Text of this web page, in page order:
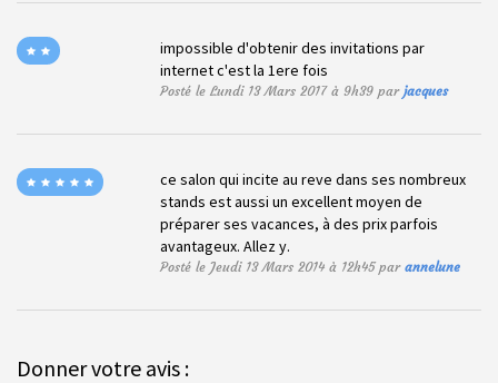
impossible d'obtenir des invitations par
internet c'est la 1ere fois
Posté le Lundi 13 Mars 2017 à 9h39 parjacques
ce salon qui incite au reve dans ses nombreux
stands est aussi un excellent moyen de
préparer ses vacances, à des prix parfois
avantageux. Allez y.
Posté le Jeudi 13 Mars 2014 à 12h45 parannelune
Donner votre avis :